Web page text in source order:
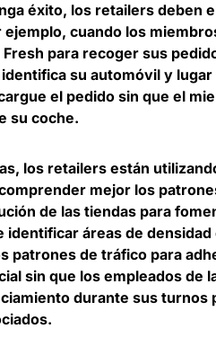
éxito, los retailers deben
ejemplo, cuando los
para recoger sus
su automóvil y
el pedido sin que el
su coche.
los retailers están
mejor los
de las tiendas para
identificar áreas de
patrones de tráfico para
sin que los empleados de
durante sus turnos